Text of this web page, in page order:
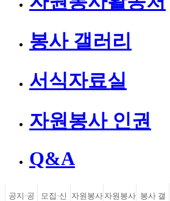
봉사 갤러리
서식자료실
자원봉사 인권
Q&A
공지·공
모집·신
자원봉사 자원봉사 봉사 갤